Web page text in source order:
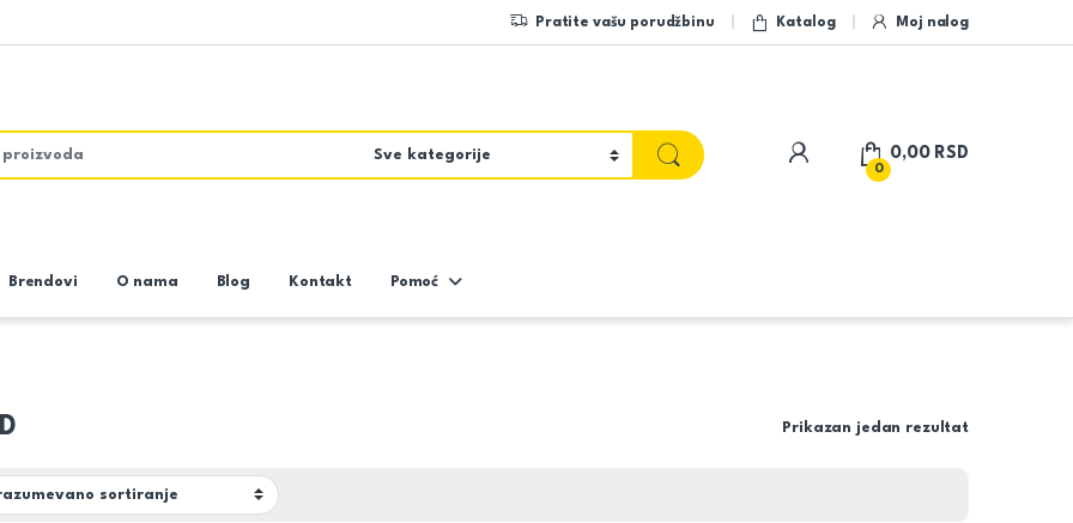
Pratite vašu porudžbinu Katalog Moj nalog
My Account
0
0,00 RSD
Brendovi O nama Blog Kontakt Pomoć
Prikazan jedan rezultat